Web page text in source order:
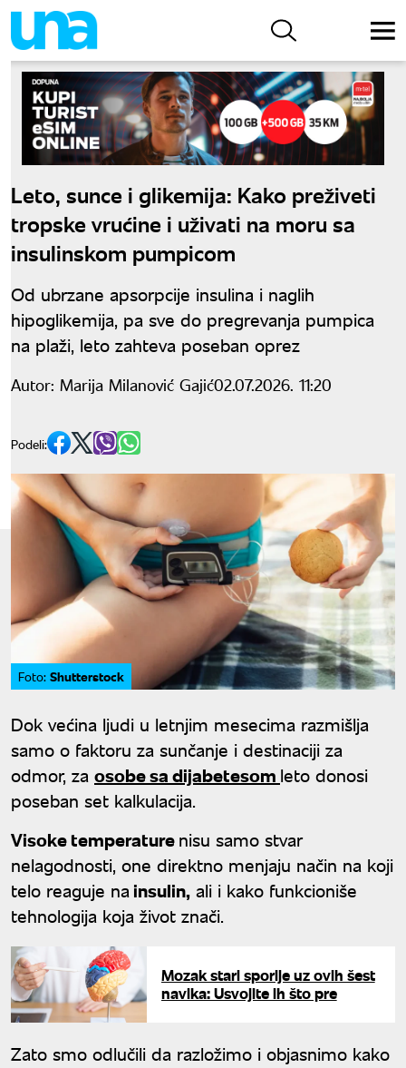
Leto, sunce i glikemija: Kako preživeti
tropske vrućine i uživati na moru sa
insulinskom pumpicom
Od ubrzane apsorpcije insulina i naglih
hipoglikemija, pa sve do pregrevanja pumpica
na plaži, leto zahteva poseban oprez
Autor: Marija Milanović Gajić02.07.2026. 11:20
Podeli:
Foto: Shutterstock
Dok većina ljudi u letnjim mesecima razmišlja
samo o faktoru za sunčanje i destinaciji za
odmor, za osobe sa dijabetesom leto donosi
poseban set kalkulacija.
Visoke temperaturenisu samo stvar
nelagodnosti, one direktno menjaju način na koji
telo reaguje na insulin, ali i kako funkcioniše
tehnologija koja život znači.
Mozak stari sporije uz ovih šest
navika: Usvojite ih što pre
Zato smo odlučili da razložimo i objasnimo kako